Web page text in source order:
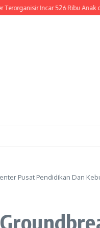
Incar 526 Ribu Anak di
Pusat Pendidikan Dan